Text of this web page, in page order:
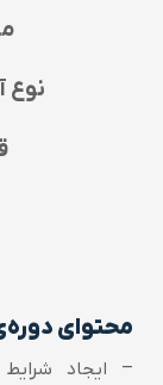
نوع
محتوای
– ایجاد